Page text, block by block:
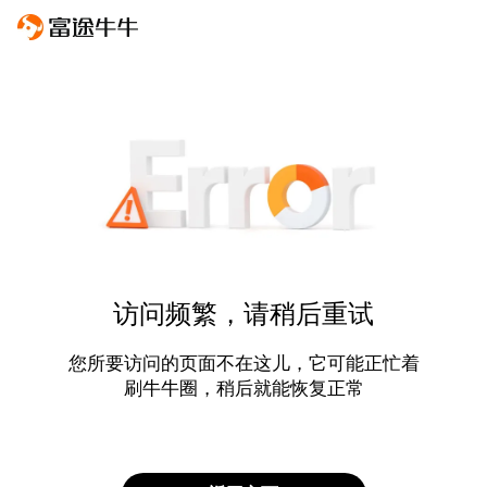
访问频繁，请稍后重试
您所要访问的页面不在这儿，它可能正忙着
刷牛牛圈，稍后就能恢复正常